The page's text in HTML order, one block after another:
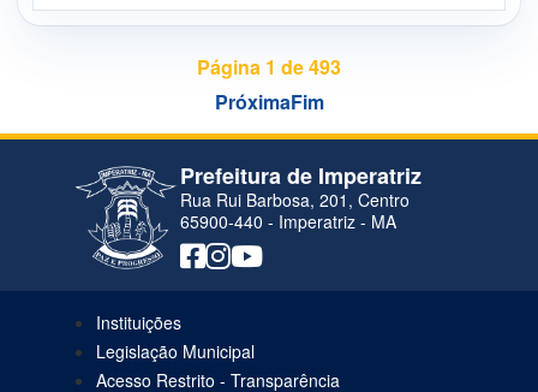
Página 1 de 493
PróximaFim
Prefeitura de Imperatriz
Rua Rui Barbosa, 201, Centro
65900-440 - Imperatriz - MA
Instituições
Legislação Municipal
Acesso Restrito - Transparência